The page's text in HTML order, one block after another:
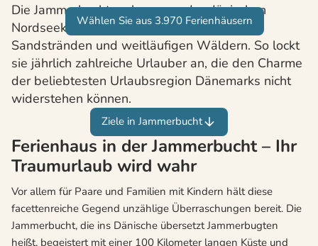
Wählen Sie aus 3.970 Ferienhäusern
Die Jammerbucht, gelegen an der dänischen
Nordseeküste, fasziniert mit langen weißen
Sandstränden und weitläufigen Wäldern. So lockt
sie jährlich zahlreiche Urlauber an, die den Charme
der beliebtesten Urlaubsregion Dänemarks nicht
widerstehen können.
Ziele in Jammerbucht
Ferienhaus in der Jammerbucht – Ihr
Traumurlaub wird wahr
Vor allem für Paare und Familien mit Kindern hält diese
facettenreiche Gegend unzählige Überraschungen bereit. Die
Jammerbucht, die ins Dänische übersetzt Jammerbugten
heißt, begeistert mit einer 100 Kilometer langen Küste und